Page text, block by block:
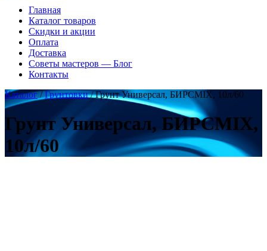
Главная
Каталог товаров
Скидки и акции
Оплата
Доставка
Советы мастеров — Блог
Контакты
Каталог/Грунтовки/ Грунт Универсал, БИРСMIX, 10л/60
Грунт Универсал, БИРСMIX,
10л/60